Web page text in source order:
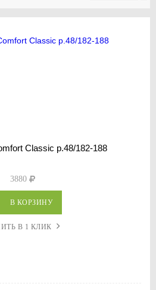
Classic р.48/182-188
3880
В КОРЗИНУ
В 1 КЛИК